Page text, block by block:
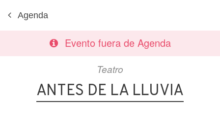
Agenda
Evento fuera de Agenda
Teatro
ANTES DE LA LLUVIA